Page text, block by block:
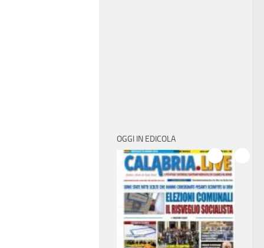
OGGI IN EDICOLA